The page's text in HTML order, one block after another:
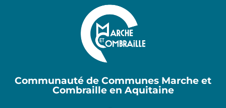
Communauté de Communes Marche et
Combraille en Aquitaine